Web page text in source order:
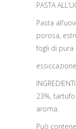
PASTA
Pasta
porosa,
fogli di pura
23%,
aroma.
Può